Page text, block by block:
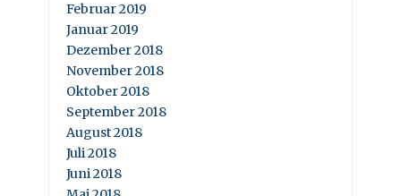
Februar 2019
Januar 2019
Dezember 2018
November 2018
Oktober 2018
September 2018
August 2018
Juli 2018
Juni 2018